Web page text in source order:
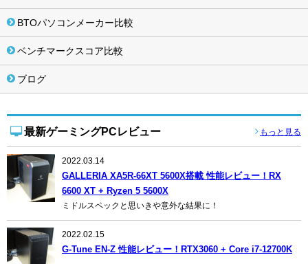
BTOパソコンメーカー比較
ベンチマークスコア比較
ブログ
最新ゲーミングPCレビュー もっと見る
2022.03.14
GALLERIA XA5R-66XT 5600X搭載 性能レビュー！RX
6600 XT + Ryzen 5 5600X
ミドルスペックと思いきや意外な結果に！
2022.02.15
G-Tune EN-Z 性能レビュー！RTX3060 + Core i7-12700K